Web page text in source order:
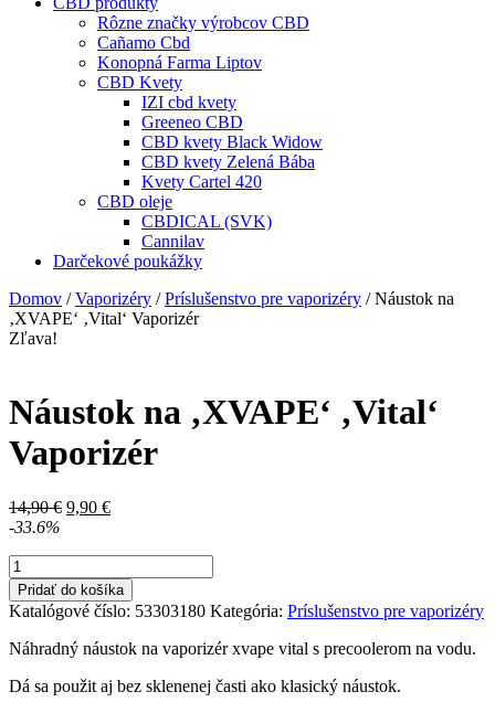
Rôzne značky výrobcov CBD
Cañamo Cbd
Konopná Farma Liptov
CBD Kvety
IZI cbd kvety
Greeneo CBD
CBD kvety Black Widow
CBD kvety Zelená Bába
Kvety Cartel 420
CBD oleje
CBDICAL (SVK)
Cannilav
Darčekové poukážky
Domov /Vaporizéry /Príslušenstvo pre vaporizéry / Náustok na
‚XVAPE‘ ‚Vital‘ Vaporizér
Zľava!
Náustok na ‚XVAPE‘ ‚Vital‘
Vaporizér
14,90€ Pôvodná
9,90 €Aktuálna
-33.6%
množstvo
Náustok
na
'XVAPE'
'Vital'
Vaporizér
Pridať do košíka
Katalógové číslo: 53303180 Kategória: Príslušenstvo pre vaporizéry
Náhradný náustok na vaporizér xvape vital s precoolerom na vodu.
Dá sa použit aj bez sklenenej časti ako klasický náustok.